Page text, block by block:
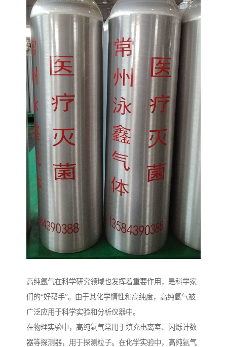
高纯氩气在科学研究领域也发挥着重要作用，是科学家
们的“好帮手”。由于其化学惰性和高纯度，高纯氩气被
广泛应用于科学实验和分析仪器中。
在物理实验中，高纯氩气常用于填充电离室、闪烁计数
器等探测器，用于探测粒子。在化学实验中，高纯氩气